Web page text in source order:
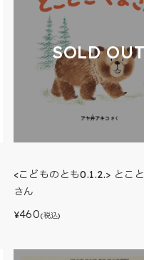
SOLD
<こどものとも0.1.2.> とこ
さん
¥460(税込)